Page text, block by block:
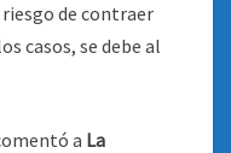
de contraer
casos, se debe al
a La